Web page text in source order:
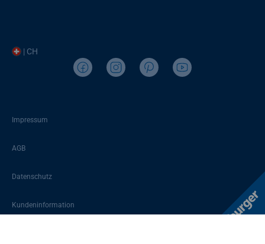
| CH
Impressum
AGB
Datenschutz
Kundeninformation